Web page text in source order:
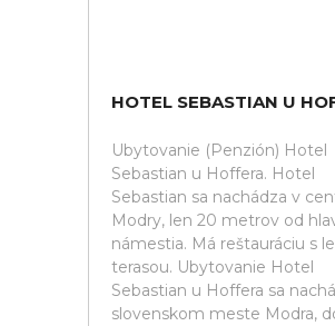
HOTEL SEBASTIAN U
Ubytovanie (Penzión) Hotel
Sebastian u Hoffera. Hotel
Sebastian sa nachádza v
Modry, len 20 metrov od
námestia. Má reštauráciu s
terasou. Ubytovanie Hotel
Sebastian u Hoffera sa
slovenskom meste Modra,